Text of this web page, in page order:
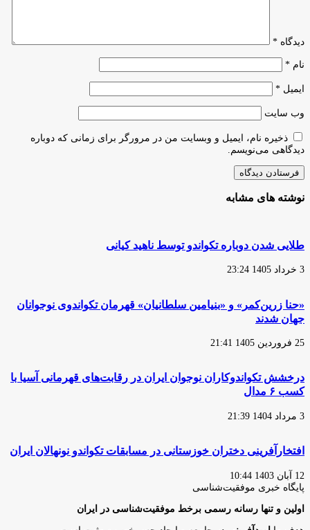
دیدگاه *
نام *
ایمیل *
وب‌ سایت
ذخیره نام، ایمیل و وبسایت من در مرورگر برای زمانی که دوباره
دیدگاهی می‌نویسم.
نوشته های مشابه
طلایی شدن دوباره تکواندو توسط ناهید کیانی
3 خرداد 1405 23:24
«حنا زرین‌کمر» و «بنیامین سلطانیان» قهرمان تکواندوی نوجوانان
جهان شدند
25 فروردین 1405 21:41
درخشش تکواندوکاران نوجوان ایران در رقابت‌های قهرمانی آسیا با
کسب ۶ مدال
3 مرداد 1404 21:39
افتخارآفرینی دختران خوزستانی در مسابقات تکواندو نونهالان ایران
12 آبان 1403 10:44
پایگاه‌ خبری موفقیت‌شناسی
اولین و تنها رسانه رسمی برخط موفقیت‌شناسی در ایران